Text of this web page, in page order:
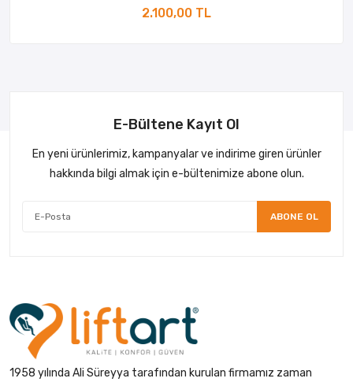
2.100,00 TL
E-Bültene Kayıt Ol
En yeni ürünlerimiz, kampanyalar ve indirime giren ürünler
hakkında bilgi almak için e-bültenimize abone olun.
ABONE OL
1958 yılında Ali Süreyya tarafından kurulan firmamız zaman